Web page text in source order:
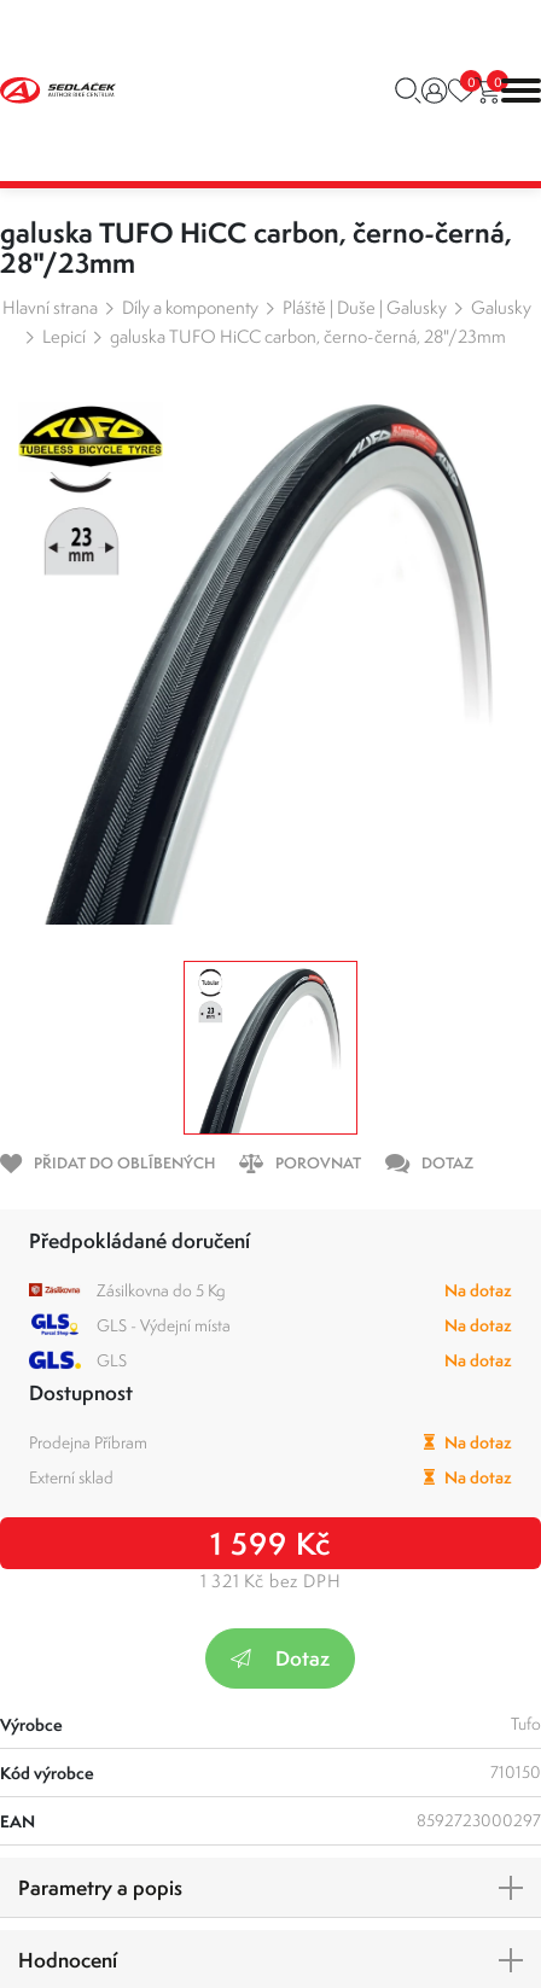
0 0
galuska TUFO HiCC carbon, černo-černá,
28"/23mm
Hlavní strana Díly a komponenty Pláště | Duše | Galusky
Galusky
Lepicí
galuska TUFO HiCC carbon, černo-černá, 28"/23mm
PŘIDAT DO OBLÍBENÝCH POROVNAT DOTAZ
Předpokládané doručení
Zásilkovna do 5 Kg
Na dotaz
GLS - Výdejní místa
Na dotaz
GLS
Na dotaz
Dostupnost
Prodejna Příbram
Na dotaz
Externí sklad
Na dotaz
1 599 Kč
1 321 Kč bez DPH
Dotaz
Výrobce Tufo
Kód výrobce 710150
EAN 8592723000297
Parametry a popis
Hodnocení